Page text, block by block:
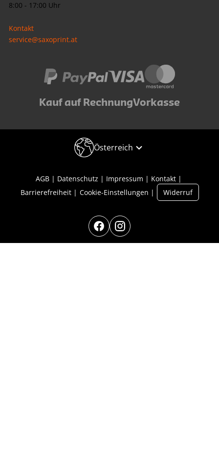
8:00 - 17:00 Uhr
Kontakt
service@saxoprint.at
Kauf auf RechnungVorkasse
Österreich
AGB Datenschutz Impressum
Kontakt
Barrierefreiheit
Cookie-Einstellungen Widerruf